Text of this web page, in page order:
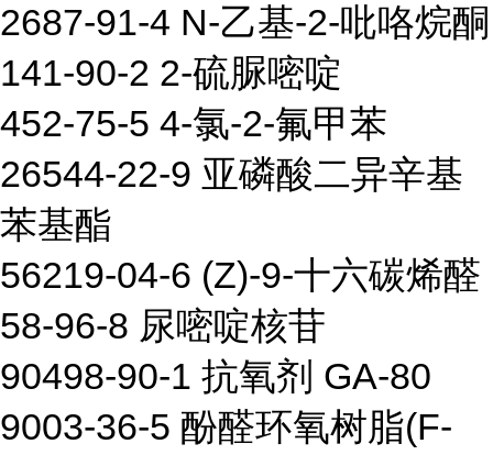
2687-91-4 N-乙基-2-吡咯烷酮
141-90-2 2-硫脲嘧啶
452-75-5 4-氯-2-氟甲苯
26544-22-9 亚磷酸二异辛基
苯基酯
56219-04-6 (Z)-9-十六碳烯醛
58-96-8 尿嘧啶核苷
90498-90-1 抗氧剂 GA-80
9003-36-5 酚醛环氧树脂(F-